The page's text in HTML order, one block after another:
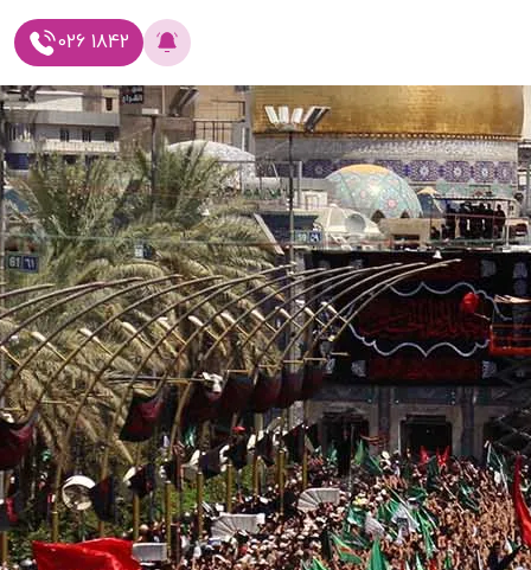
026 1842